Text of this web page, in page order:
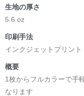
生地の厚さ
5.6 oz
印刷手法
インクジェットプリント
概要
1枚からフルカラーで手
なります